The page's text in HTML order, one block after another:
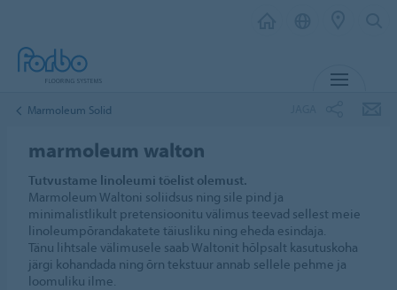
Marmoleum Solid
marmoleum walton
Tutvustame linoleumi tõelist olemust.
Marmoleum Waltoni soliidsus ning sile pind ja
minimalistlikult pretensioonitu välimus teevad sellest meie
linoleumpõrandakatete täiusliku ning eheda esindaja.
Tänu lihtsale välimusele saab Waltonit hõlpsalt kasutuskoha
järgi kohandada ning õrn tekstuur annab sellele pehme ja
loomuliku ilme.